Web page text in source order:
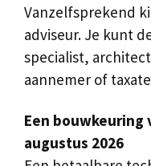
Vanzelfsprekend
adviseur. Je kunt
specialist,
aannemer of
Een bouwkeuring
augustus 2026